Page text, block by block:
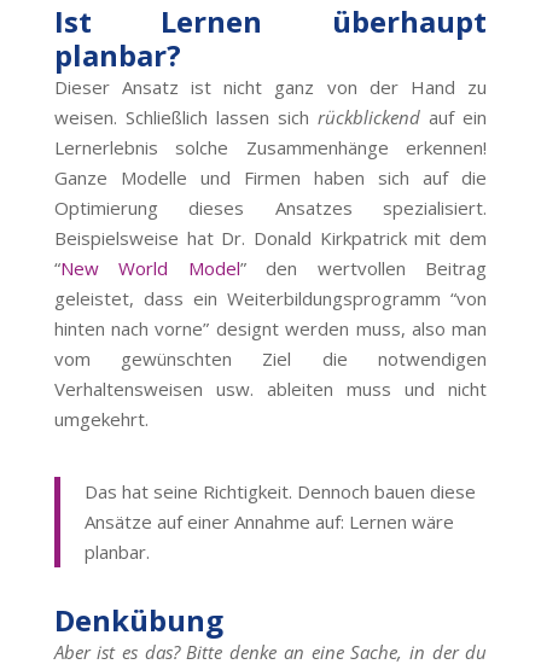
Ist Lernen überhaupt
planbar?
Dieser Ansatz ist nicht ganz von der Hand zu
weisen. Schließlich lassen sichrückblickendauf ein
Lernerlebnis solche Zusammenhänge erkennen!
Ganze Modelle und Firmen haben sich auf die
Optimierung dieses Ansatzes spezialisiert.
Beispielsweise hat Dr. Donald Kirkpatrick mit dem
“New World Model” den wertvollen Beitrag
geleistet, dass ein Weiterbildungsprogramm “von
hinten nach vorne” designt werden muss, also man
vom gewünschten Ziel die notwendigen
Verhaltensweisen usw. ableiten muss und nicht
umgekehrt.
Das hat seine Richtigkeit. Dennoch bauen diese
Ansätze auf einer Annahme auf: Lernen wäre
planbar.
Denkübung
Aber ist es das? Bitte denke an eine Sache, in der du